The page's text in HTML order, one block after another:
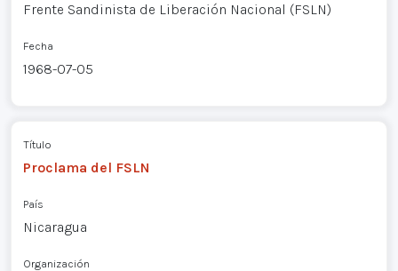
Frente Sandinista de Liberación Nacional (FSLN)
Fecha
1968-07-05
Título
Proclama del FSLN
País
Nicaragua
Organización